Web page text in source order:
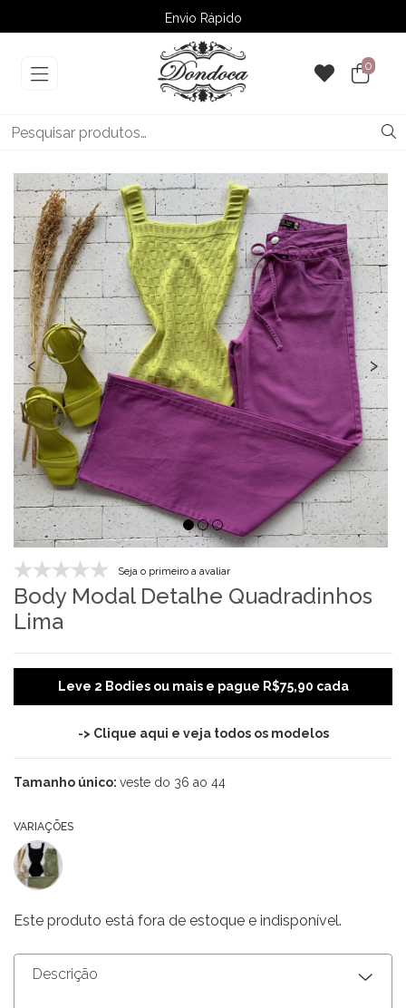
Envio Rápido
➚ Ofertas– Até 60% OFF
0
‹ ›
Seja o primeiro a avaliar
Body Modal Detalhe Quadradinhos
Lima
Leve 2 Bodies ou mais e pague R$75,90 cada
-> Clique aqui e veja todos os modelos
Tamanho único: veste do 36 ao 44
VARIAÇÕES
Este produto está fora de estoque e indisponível.
Descrição